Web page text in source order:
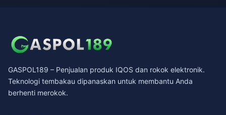
GASPOL189 – Penjualan produk IQOS dan rokok elektronik.
Teknologi tembakau dipanaskan untuk membantu Anda
berhenti merokok.